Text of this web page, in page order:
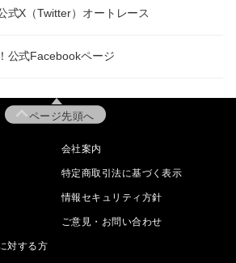
式X（Twitter）オートレース
公式Facebookページ
ページ先頭へ
会社案内
特定商取引法に基づく表示
情報セキュリティ方針
ご意見・お問い合わせ
対する方